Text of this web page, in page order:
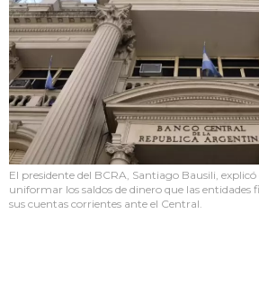
El presidente del BCRA, Santiago Bausili,
uniformar los saldos de dinero que las
sus cuentas corrientes ante el Central.